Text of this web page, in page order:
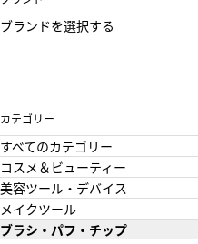
ブランドを選択する
カテゴリー
すべてのカテゴリー
コスメ＆ビューティー
美容ツール・デバイス
メイクツール
ブラシ・パフ・チップ